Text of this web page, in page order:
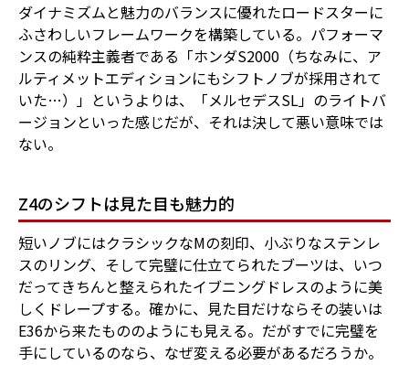
ダイナミズムと魅力のバランスに優れたロードスターに
ふさわしいフレームワークを構築している。パフォーマ
ンスの純粋主義者である「ホンダS2000（ちなみに、ア
ルティメットエディションにもシフトノブが採用されて
いた…）」というよりは、「メルセデスSL」のライトバ
ージョンといった感じだが、それは決して悪い意味では
ない。
Z4のシフトは見た目も魅力的
短いノブにはクラシックなMの刻印、小ぶりなステンレ
スのリング、そして完璧に仕立てられたブーツは、いつ
だってきちんと整えられたイブニングドレスのように美
しくドレープする。確かに、見た目だけならその装いは
E36から来たもののようにも見える。だがすでに完璧を
手にしているのなら、なぜ変える必要があるだろうか。